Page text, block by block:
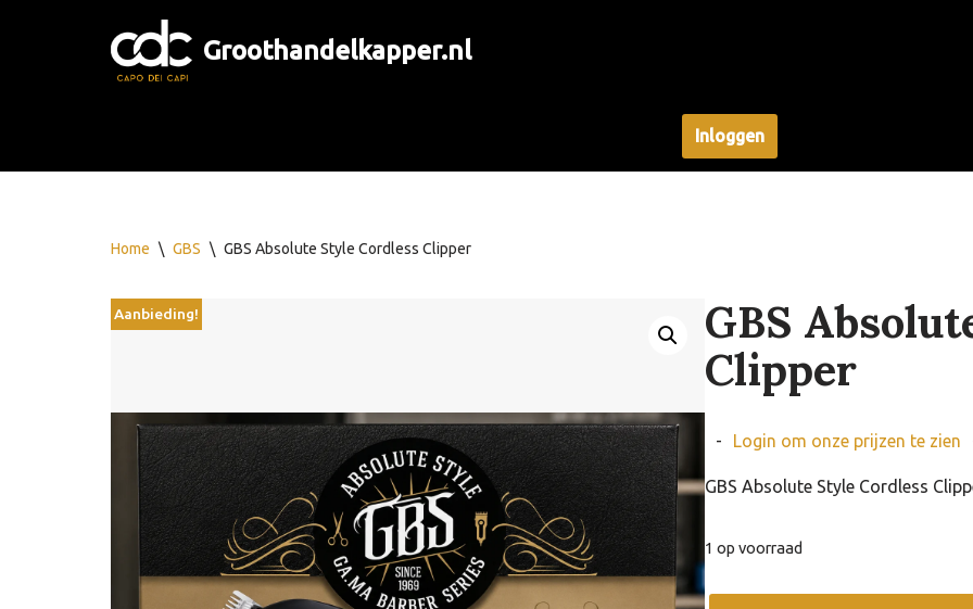
Groothandelkapper.nl
Inloggen
Home \ GBS \ GBS Absolute Style Cordless Clipper
Aanbieding!
GBS
Clipper
- Login om onze prijzen te zien
GBS Absolute Style Cordless
1 op voorraad